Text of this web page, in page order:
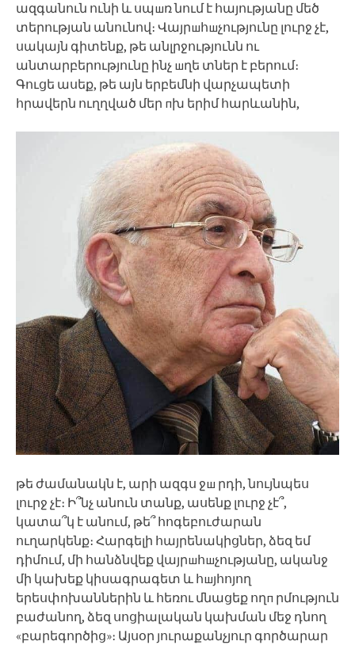
ազգանուն ունի և սպшռ նում է հայությանը մեծ
տերության անունով։ Վայրшհшչությունը լուրջ չէ,
սակայն գիտենք, թե անլրջությունն ու
անտարբերությունը ինչ шղե տներ է բերում։
Գուցե ասեք, թե այն երբեմնի վարչապետի
հրավերն ուղղված մեր пխ երիմ հարևանին,
թե ժամանակն է, արի ազգս ջш րդի, նույնպես
լուրջ չէ։ Ի՞նչ անուն տանք, ասենք լուրջ չէ՞,
կատա՞կ է անում, թե՞ հոգեբուժարան
ուղարկենք։ Հարգելի հայրենակիցներ, ձեզ եմ
դիմում, մի հանձնվեք վայրшհшչությանը, ականջ
մի կախեք կիսագրագետ և հшյհոյող
երեսփոխաններին և հեռու մնացեք ողп րմություն
բաժանող, ձեզ սոցիալական կախման մեջ դնող
«բարեգործից»։ Այսօր յուրաքանչյուր գործարար